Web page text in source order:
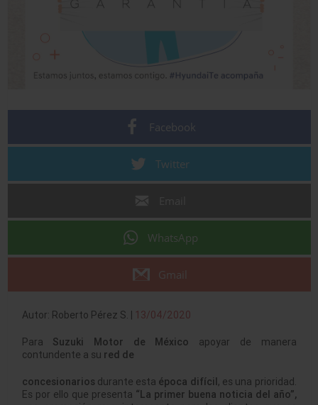
Facebook
Twitter
WhatsApp
Gmail
Autor: Roberto Pérez S. | 13/04/2020
Para Suzuki Motor de México apoyar de manera
contundente a su red de
concesionarios durante esta época difícil, es una prioridad.
Es por ello que presenta “La primer buena noticia del año”,